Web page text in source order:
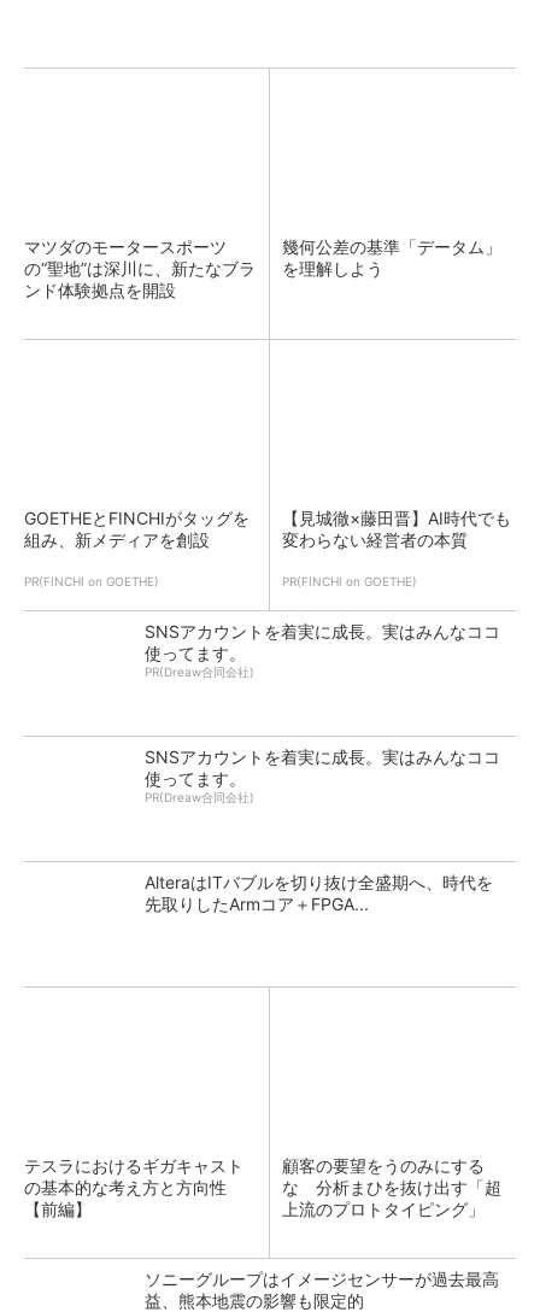
マツダのモータースポーツ
の“聖地”は深川に、新たなブラ
ンド体験拠点を開設
幾何公差の基準「データム」
を理解しよう
GOETHEとFINCHIがタッグを
組み、新メディアを創設
PR(FINCHI on GOETHE)
【見城徹×藤田晋】AI時代でも
変わらない経営者の本質
PR(FINCHI on GOETHE)
SNSアカウントを着実に成長。実はみんなココ
使ってます。
PR(Dreaw合同会社)
SNSアカウントを着実に成長。実はみんなココ
使ってます。
PR(Dreaw合同会社)
AlteraはITバブルを切り抜け全盛期へ、時代を
先取りしたArmコア＋FPGA...
テスラにおけるギガキャスト
の基本的な考え方と方向性
【前編】
顧客の要望をうのみにする
な 分析まひを抜け出す「超
上流のプロトタイピング」
ソニーグループはイメージセンサーが過去最高
益、熊本地震の影響も限定的